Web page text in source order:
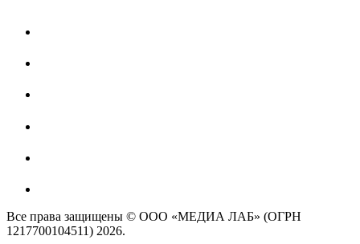
Все права защищены © ООО «МЕДИА ЛАБ» (ОГРН
1217700104511) 2026.